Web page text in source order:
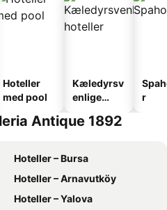
Hoteller
med pool
Kæledyrsv
enlige
r
Antique 1892
Hoteller – Bursa
Hoteller – Arnavutköy
Hoteller – Yalova